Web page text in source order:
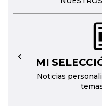
MI
Noticias
←